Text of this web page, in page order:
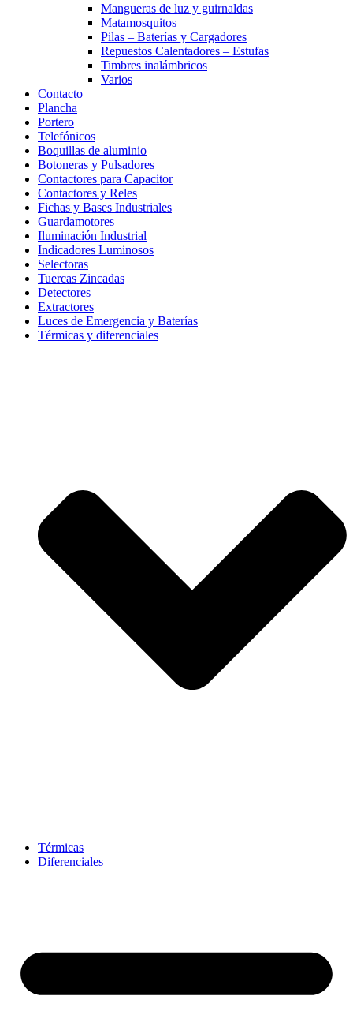
Mangueras de luz y guirnaldas
Matamosquitos
Pilas – Baterías y Cargadores
Repuestos Calentadores – Estufas
Timbres inalámbricos
Varios
Contacto
Plancha
Portero
Telefónicos
Boquillas de aluminio
Botoneras y Pulsadores
Contactores para Capacitor
Contactores y Reles
Fichas y Bases Industriales
Guardamotores
Iluminación Industrial
Indicadores Luminosos
Selectoras
Tuercas Zincadas
Detectores
Extractores
Luces de Emergencia y Baterías
Térmicas y diferenciales
Térmicas
Diferenciales